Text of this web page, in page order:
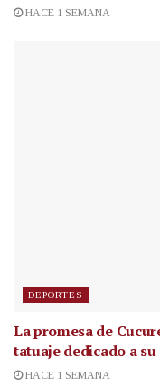
HACE 1 SEMANA
DEPORTES
La promesa de
tatuaje dedicado a
HACE 1 SEMANA